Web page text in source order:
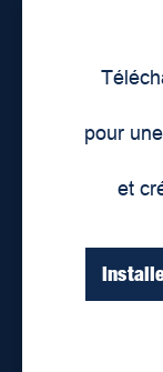
pour
et
Lieux de